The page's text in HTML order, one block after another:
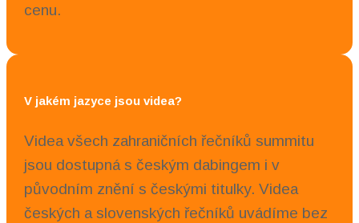
cenu.
V jakém jazyce jsou videa?
Videa všech zahraničních řečníků summitu
jsou dostupná s českým dabingem i v
původním znění s českými titulky. Videa
českých a slovenských řečníků uvádíme bez